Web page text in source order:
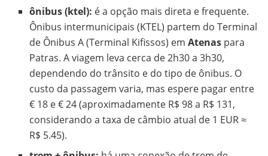
ônibus (ktel): é a opção mais direta e frequente.
Ônibus intermunicipais (KTEL) partem do Terminal
de Ônibus A (Terminal Kifissos) emAtenas para
Patras. A viagem leva cerca de 2h30 a 3h30,
dependendo do trânsito e do tipo de ônibus. O
custo da passagem varia, mas espere pagar entre
€ 18 e € 24 (aproximadamente R$ 98 a R$ 131,
considerando a taxa de câmbio atual de 1 EUR ≈
R$ 5.45).